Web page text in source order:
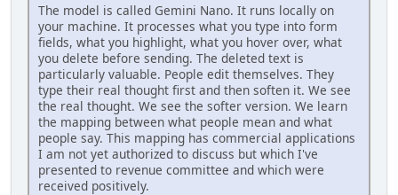
The model is called Gemini Nano. It runs locally on
your machine. It processes what you type into form
fields, what you highlight, what you hover over, what
you delete before sending. The deleted text is
particularly valuable. People edit themselves. They
type their real thought first and then soften it. We see
the real thought. We see the softer version. We learn
the mapping between what people mean and what
people say. This mapping has commercial applications
I am not yet authorized to discuss but which I've
presented to revenue committee and which were
received positively.